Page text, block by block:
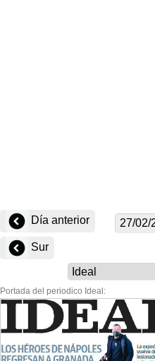
Día anterior
Sur
Portada del periodico Ideal: